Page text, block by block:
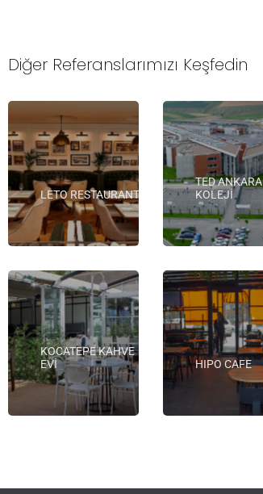
Diğer Referanslarımızı Keşfedin
LETO RESTAURANT
TED ANKARA
KOLEJİ
KOCATEPE KAHVE
EVİ
HIPO CAFE